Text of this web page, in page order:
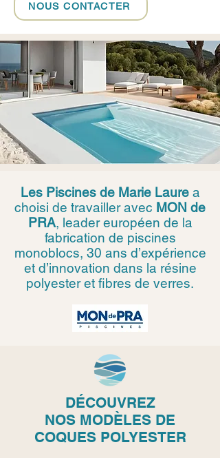
NOUS CONTACTER
Les Piscines de Marie Laurea
choisi de travailler avec MON de
PRA, leader européen de la
fabrication de piscines
monoblocs, 30 ans d’expérience
et d’innovation dans la résine
polyester et fibres de verres.
DÉCOUVREZ
NOS MODÈLES DE
COQUES POLYESTER